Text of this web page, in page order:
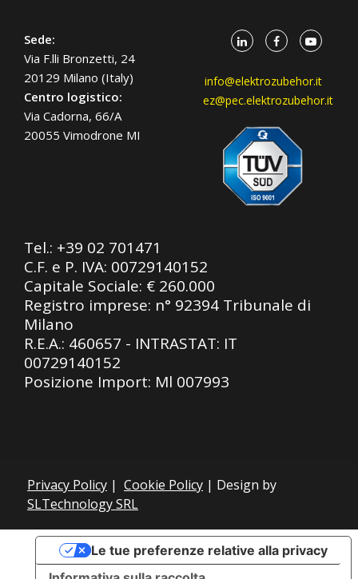
Sede:
Via F.lli Bronzetti, 24
20129 Milano (Italy)
Centro logistico:
Via Cadorna, 66/A
20055 Vimodrone MI
info@elektrozubehor.it
ez@pec.elektrozubehor.it
Tel.: +39 02 701471
C.F. e P. IVA: 00729140152
Capitale Sociale: € 260.000
Registro imprese: n° 92394 Tribunale di
Milano
R.E.A.: 460657 - INTRASTAT: IT
00729140152
Posizione Import: Ml 007993
Privacy Policy | Cookie Policy | Design by
SLTechnology SRL
Le tue preferenze relative alla privacy